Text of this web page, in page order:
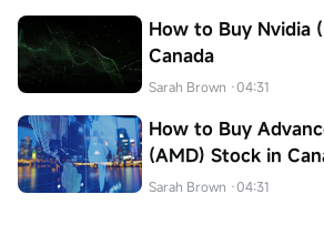
How to Buy Nvidia
Canada
Sarah Brown ·04:31
How to Buy
(AMD) Stock in
Sarah Brown ·04:31